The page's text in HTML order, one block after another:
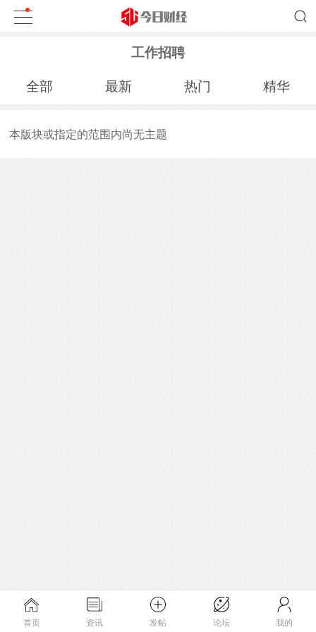
工作招聘
全部 最新 热门 精华
本版块或指定的范围内尚无主题
首页 资讯 发帖 论坛 我的